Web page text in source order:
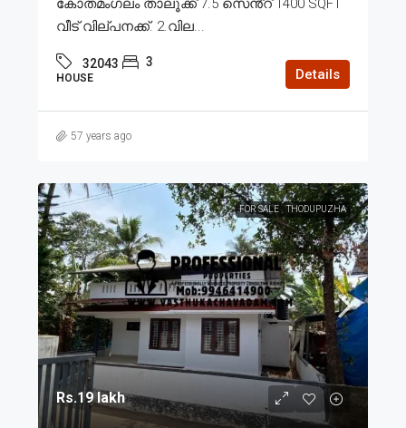
കോതമംഗലം താലൂക്ക് 7.5 സെൻ്റ് 1400 SQFT
വീട് വില്പനക്ക്. 2.വില...
32043 3
HOUSE Details
57 years ago
FOR SALE THODUPUZHA
Rs.19 lakh